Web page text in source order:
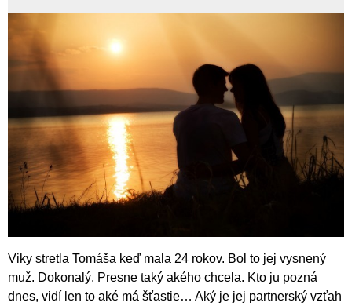
Viky stretla Tomáša keď mala 24 rokov. Bol to jej vysnený
muž. Dokonalý. Presne taký akého chcela. Kto ju pozná
dnes, vidí len to aké má šťastie… Aký je jej partnerský vzťah